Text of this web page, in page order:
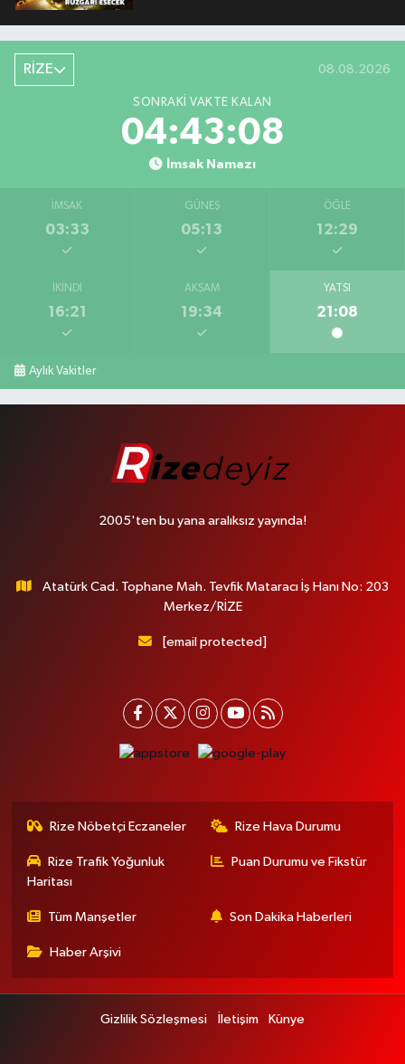
RİZE 08.08.2026
SONRAKI VAKTE KALAN
04:43:08
İmsak Namazı
İMSAK
03:33
GÜNEŞ
05:13
ÖĞLE
12:29
İKINDI
16:21
AKŞAM
19:34
YATSI
21:08
Aylık Vakitler
2005'ten bu yana aralıksız yayında!
Atatürk Cad. Tophane Mah. Tevfik Mataracı İş Hanı No: 203
Merkez/RİZE
[email protected]
Rize Nöbetçi Eczaneler Rize Hava Durumu
Rize Trafik Yoğunluk
Haritası
Puan Durumu ve Fikstür
Tüm Manşetler Son Dakika Haberleri
Haber Arşivi
Gizlilik Sözleşmesi İletişim Künye